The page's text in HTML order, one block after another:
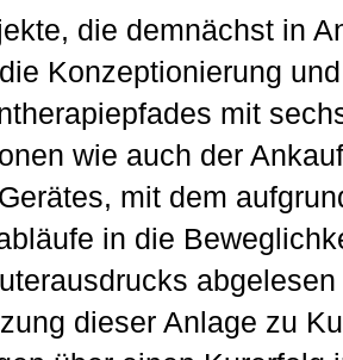
die demnächst in
Konzeptionierung
mit
wie auch der
mit dem
in die
dieser Anlage zu